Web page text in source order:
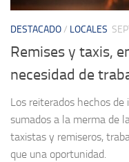
DESTACADO/ LOCALES
Remises y taxis,
necesidad de
Los reiterados hechos
sumados a la merma de
taxistas y remiseros,
que una oportunidad.